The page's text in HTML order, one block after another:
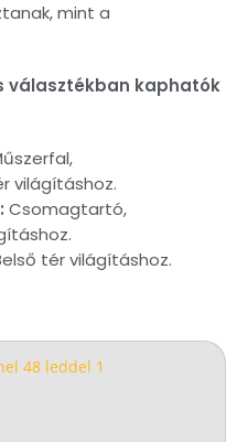
mint a
választékban kaphatók
világításhoz.
Csomagtartó,
tér világításhoz.